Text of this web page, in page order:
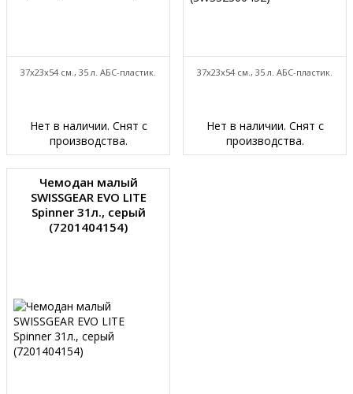
37x23x54 см., 35 л. АБС-пластик.
Нет в наличии. Снят с
производства.
37x23x54 см., 35 л. АБС-пластик.
Нет в наличии. Снят с
производства.
Чемодан малый
SWISSGEAR EVO LITE
Spinner 31л., серый
(7201404154)